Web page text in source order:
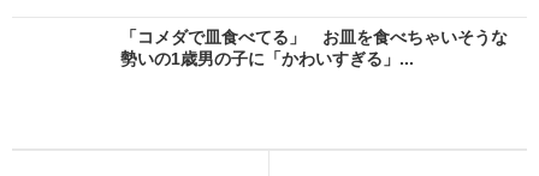
「コメダで皿食べてる」 お皿を食べちゃいそうな
勢いの1歳男の子に「かわいすぎる」...